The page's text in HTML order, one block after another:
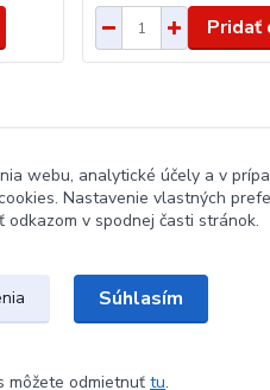
Pridať
webu, analytické účely a v
Nastavenie vlastných
odkazom v spodnej časti stránok.
Súhlasím
môžete odmietnuť tu.